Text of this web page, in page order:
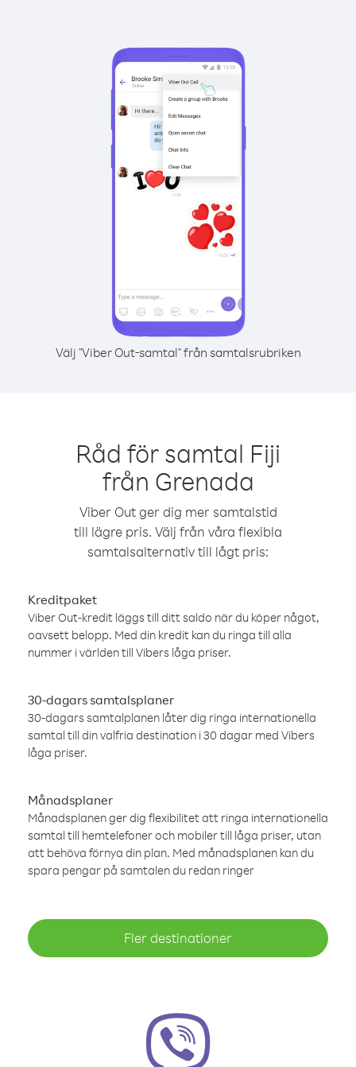
Välj "Viber Out-samtal" från samtalsrubriken
Råd för samtal Fiji
från Grenada
Viber Out ger dig mer samtalstid
till lägre pris. Välj från våra flexibla
samtalsalternativ till lågt pris:
Kreditpaket
Viber Out-kredit läggs till ditt saldo när du köper något,
oavsett belopp. Med din kredit kan du ringa till alla
nummer i världen till Vibers låga priser.
30-dagars samtalsplaner
30-dagars samtalplanen låter dig ringa internationella
samtal till din valfria destination i 30 dagar med Vibers
låga priser.
Månadsplaner
Månadsplanen ger dig flexibilitet att ringa internationella
samtal till hemtelefoner och mobiler till låga priser, utan
att behöva förnya din plan. Med månadsplanen kan du
spara pengar på samtalen du redan ringer
Fler destinationer